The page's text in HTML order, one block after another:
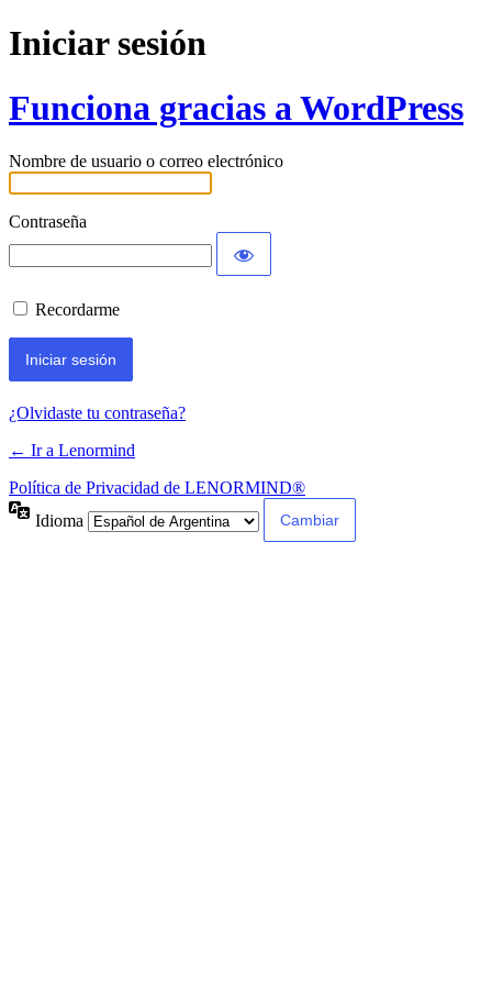
Iniciar sesión
Funciona gracias a WordPress
Nombre de usuario o correo electrónico
Contraseña
Recordarme
¿Olvidaste tu contraseña?
← Ir a Lenormind
Política de Privacidad de LENORMIND®
Idioma